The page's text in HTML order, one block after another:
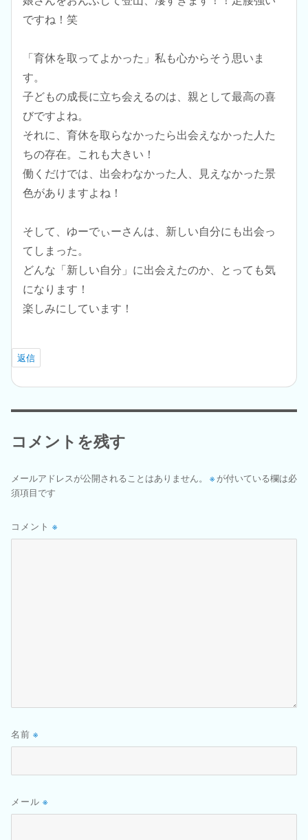
ですね！笑
「育休を取ってよかった」私も心からそう思いま
す。
子どもの成長に立ち会えるのは、親として最高の喜
びですよね。
それに、育休を取らなかったら出会えなかった人た
ちの存在。これも大きい！
働くだけでは、出会わなかった人、見えなかった景
色がありますよね！
そして、ゆーでぃーさんは、新しい自分にも出会っ
てしまった。
どんな「新しい自分」に出会えたのか、とっても気
になります！
楽しみにしています！
返信
コメントを残す
メールアドレスが公開されることはありません。 ※ が付いている欄は必
須項目です
コメント ※
名前 ※
メール ※